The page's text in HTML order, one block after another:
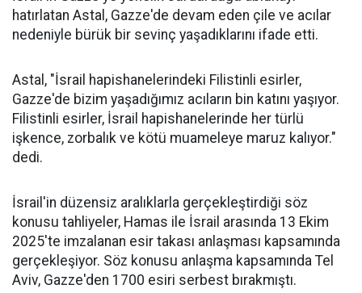
hatırlatan Astal, Gazze'de devam eden çile ve acılar
nedeniyle bürük bir sevinç yaşadıklarını ifade etti.
Astal, "İsrail hapishanelerindeki Filistinli esirler,
Gazze'de bizim yaşadığımız acıların bin katını yaşıyor.
Filistinli esirler, İsrail hapishanelerinde her türlü
işkence, zorbalık ve kötü muameleye maruz kalıyor."
dedi.
İsrail'in düzensiz aralıklarla gerçekleştirdiği söz
konusu tahliyeler, Hamas ile İsrail arasında 13 Ekim
2025'te imzalanan esir takası anlaşması kapsamında
gerçekleşiyor. Söz konusu anlaşma kapsamında Tel
Aviv, Gazze'den 1700 esiri serbest bırakmıştı.